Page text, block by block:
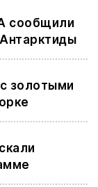
сообщили
золотыми